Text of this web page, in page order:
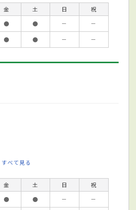
金 土 日
祝
● ● －
－
● ● － －
すべて見る
金 土 日
祝
● ● －
－